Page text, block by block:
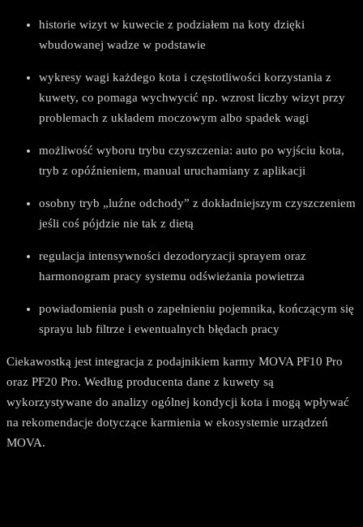
historie wizyt w kuwecie z podziałem na koty dzięki
wbudowanej wadze w podstawie
wykresy wagi każdego kota i częstotliwości korzystania z
kuwety, co pomaga wychwycić np. wzrost liczby wizyt przy
problemach z układem moczowym albo spadek wagi
możliwość wyboru trybu czyszczenia: auto po wyjściu kota,
tryb z opóźnieniem, manual uruchamiany z aplikacji
osobny tryb „luźne odchody” z dokładniejszym czyszczeniem
jeśli coś pójdzie nie tak z dietą
regulacja intensywności dezodoryzacji sprayem oraz
harmonogram pracy systemu odświeżania powietrza
powiadomienia push o zapełnieniu pojemnika, kończącym się
sprayu lub filtrze i ewentualnych błędach pracy
Ciekawostką jest integracja z podajnikiem karmy MOVA PF10 Pro
oraz PF20 Pro. Według producenta dane z kuwety są
wykorzystywane do analizy ogólnej kondycji kota i mogą wpływać
na rekomendacje dotyczące karmienia w ekosystemie urządzeń
MOVA.